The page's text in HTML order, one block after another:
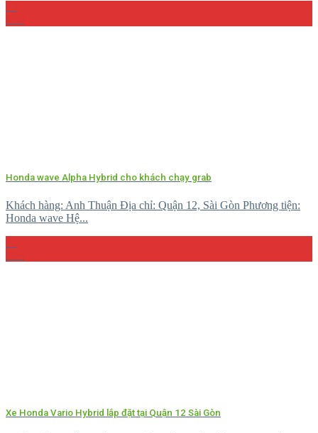
Honda wave Alpha Hybrid cho khách chạy grab
Khách hàng: Anh Thuận Địa chỉ: Quận 12, Sài Gòn Phương tiện:
Honda wave Hệ...
Xe Honda Vario Hybrid lắp đặt tại Quận 12 Sài Gòn